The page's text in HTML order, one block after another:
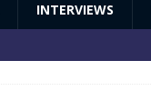
INTERVIEWS